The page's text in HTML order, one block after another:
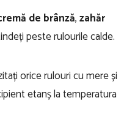
de brânză,zahăr
peste rulourile calde.
orice rulouri cu mere și
etanș la temperatura